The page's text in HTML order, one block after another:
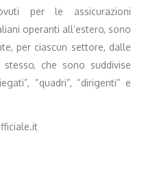
per le assicurazioni
operanti all’estero, sono
per ciascun settore, dalle
che sono suddivise
“quadri”, “dirigenti” e